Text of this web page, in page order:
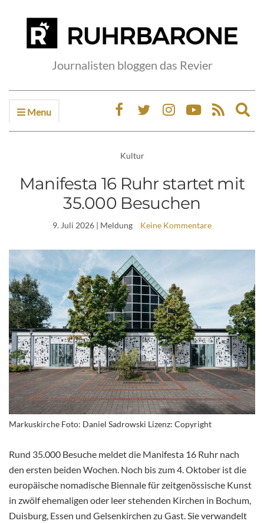
Journalisten bloggen das Revier
Menu
Kultur
Manifesta 16 Ruhr startet mit
35.000 Besuchen
9. Juli 2026 | Meldung Keine Kommentare
Markuskirche Foto: Daniel Sadrowski Lizenz: Copyright
Rund 35.000 Besuche meldet die Manifesta 16 Ruhr nach
den ersten beiden Wochen. Noch bis zum 4. Oktober ist die
europäische nomadische Biennale für zeitgenössische Kunst
in zwölf ehemaligen oder leer stehenden Kirchen in Bochum,
Duisburg, Essen und Gelsenkirchen zu Gast. Sie verwandelt